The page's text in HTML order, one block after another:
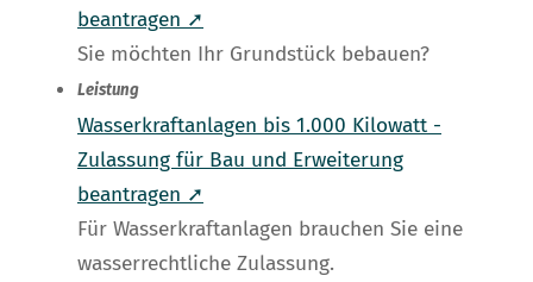
beantragen ➚
Sie möchten Ihr Grundstück bebauen?
Leistung
Wasserkraftanlagen bis 1.000 Kilowatt -
Zulassung für Bau und Erweiterung
beantragen ➚
Für Wasserkraftanlagen brauchen Sie eine
wasserrechtliche Zulassung.